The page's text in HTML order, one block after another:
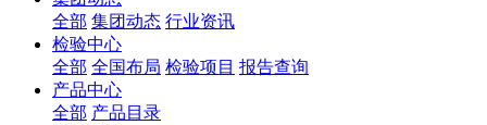
全部 集团动态 行业资讯
检验中心
全部 全国布局 检验项目 报告查询
产品中心
全部 产品目录